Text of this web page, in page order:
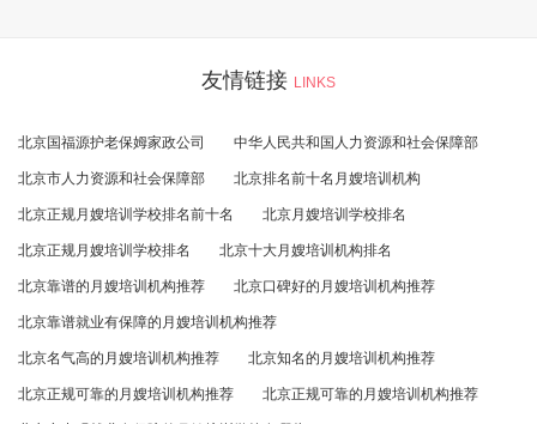
友情链接 LINKS
北京国福源护老保姆家政公司 中华人民共和国人力资源和社会保障部
北京市人力资源和社会保障部 北京排名前十名月嫂培训机构
北京正规月嫂培训学校排名前十名 北京月嫂培训学校排名
北京正规月嫂培训学校排名 北京十大月嫂培训机构排名
北京靠谱的月嫂培训机构推荐 北京口碑好的月嫂培训机构推荐
北京靠谱就业有保障的月嫂培训机构推荐
北京名气高的月嫂培训机构推荐 北京知名的月嫂培训机构推荐
北京正规可靠的月嫂培训机构推荐 北京正规可靠的月嫂培训机构推荐